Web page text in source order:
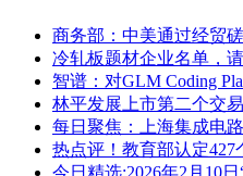
商务部：中美通过经贸
冷轧板题材企业名单，请
智谱：对GLM Coding
林平发展上市第二个交
每日聚焦：上海集成电
热点评！教育部认定
今日精选:2026年2月10